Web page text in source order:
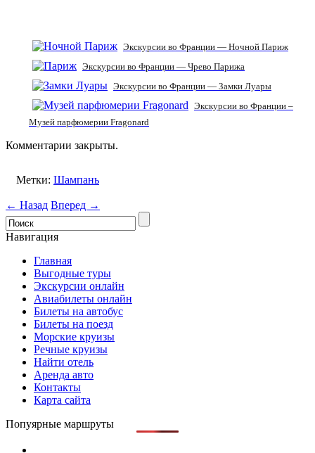
Экскурсии во Франции — Ночной Париж
Экскурсии во Франции — Чрево Парижа
Экскурсии во Франции — Замки Луары
Экскурсии во Франции –
Музей парфюмерии Fragonard
Комментарии закрыты.
Метки: Шампань
← Назад Вперед →
Навигация
Главная
Выгодные туры
Экскурсии онлайн
Авиабилеты онлайн
Билеты на автобус
Билеты на поезд
Морские круизы
Речные круизы
Найти отель
Аренда авто
Контакты
Карта сайта
Попуярные маршруты